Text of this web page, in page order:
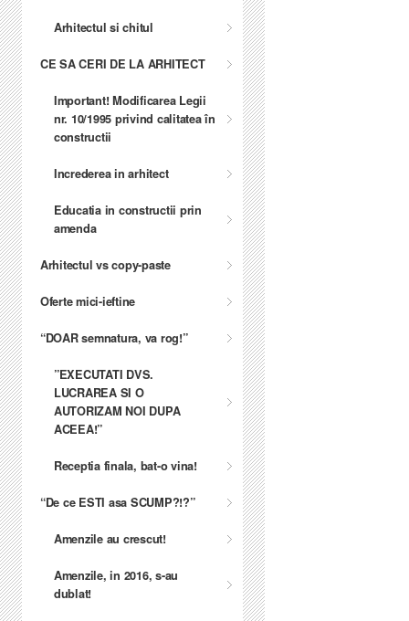
Arhitectul si chitul
CE SA CERI DE LA ARHITECT
Important! Modificarea Legii
nr. 10/1995 privind calitatea în
constructii
Increderea in arhitect
Educatia in constructii prin
amenda
Arhitectul vs copy-paste
Oferte mici-ieftine
“DOAR semnatura, va rog!”
”EXECUTATI DVS.
LUCRAREA SI O
AUTORIZAM NOI DUPA
ACEEA!”
Receptia finala, bat-o vina!
“De ce ESTI asa SCUMP?!?”
Amenzile au crescut!
Amenzile, in 2016, s-au
dublat!